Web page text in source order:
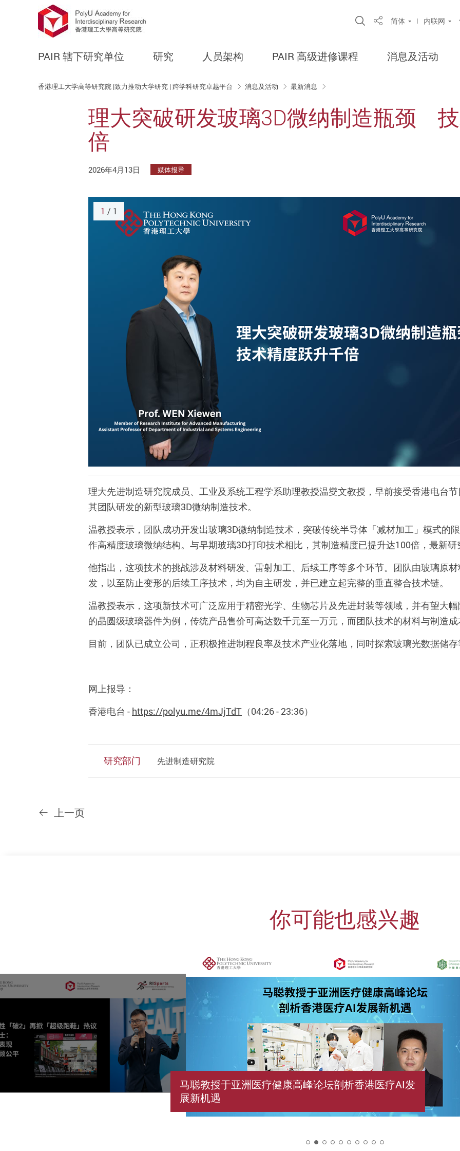
Open Site Search
Share简体 内联网
PAIR 辖下研究单位 研究 人员架构 PAIR 高级进修课程 消息及活动
香港理工大学高等研究院 |致力推动大学研究 | 跨学科研究卓越平台 消息及活动 最新消息
理大突破研发玻璃3D微纳制造瓶颈
倍
2026年4月13日 媒体报导
1 / 1
理大先进制造研究院成员、工业及系统工程学系助理教授温燮文教授，早前接受香港电台
其团队研发的新型玻璃3D微纳制造技术。
温教授表示，团队成功开发出玻璃3D微纳制造技术，突破传统半导体「减材加工」模式的
作高精度玻璃微纳结构。与早期玻璃3D打印技术相比，其制造精度已提升达100倍，最新
他指出，这项技术的挑战涉及材料研发、雷射加工、后续工序等多个环节。团队由玻璃原
发，以至防止变形的后续工序技术，均为自主研发，并已建立起完整的垂直整合技术链。
温教授表示，这项新技术可广泛应用于精密光学、生物芯片及先进封装等领域，并有望大
的晶圆级玻璃器件为例，传统产品售价可高达数千元至一万元，而团队技术的材料与制造
目前，团队已成立公司，正积极推进制程良率及技术产业化落地，同时探索玻璃光数据储
网上报导：
香港电台 - https://polyu.me/4mJjTdT （04:26 - 23:36）
研究部门 先进制造研究院
上一页
你可能也感兴趣
马聪教授于亚洲医疗健康高峰论坛剖析香港医疗AI发
展新机遇